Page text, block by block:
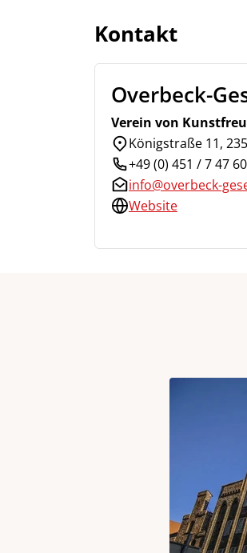
Kontakt
Overbeck-
Verein von
Königstraße 11,
+49 (0) 451 / 7 47 60
info@overbeck-
Website